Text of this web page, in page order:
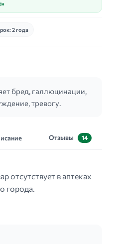
2 года
бред, галлюцинации,
тревогу.
Отзывы 14
отсутствует в аптеках
города.